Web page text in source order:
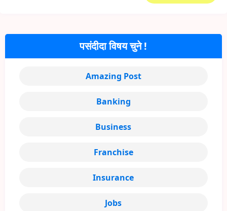
पसंदीदा विषय चुने !
Amazing Post
Banking
Business
Franchise
Insurance
Jobs